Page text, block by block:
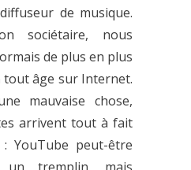
de musique.
sociétaire, nous
de plus en plus
âge sur Internet.
mauvaise chose,
arrivent tout à fait
YouTube peut-être